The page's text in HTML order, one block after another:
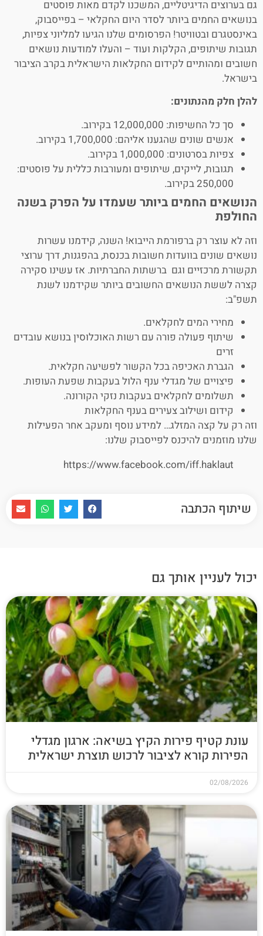
גם בערוצים הדיגיטליים, המשכנו לקדם מאות פוסטים
בנושאים החמים ביותר לסדר היום החקלאי – בפייסבוק,
באינסטגרם ובטוויטר! הפרסומים שלנו הגיעו למליוני צפיות,
תגובות שיתופים, הקלקות ועוד – והעלו למודעות נושאים
חשובים ומהותיים לקידום החקלאות הישראלית בקרב הציבור
בישראל.
להלן חלק מהנתונים:
סך כל החשיפות: 12,000,000 בקירוב.
אנשים שונים שהגענו אליהם: 1,700,000 בקירוב.
צפיות בסרטונים: 1,000,000 בקירוב.
תגובות, לייקים, שיתופים ומעורבות כללית על פוסטים:
250,000 בקירוב.
הנושאים החמים ביותר שעמדו על הפרק בשנה
החולפת
וזה לא עוצר רק ברפורמת הייבוא! השנה, קידמנו עשרות
נושאים שונים בוועדות חשובות בכנסת, בהפגנות, דרך ערוצי
תקשורת מרכזיים וגם ברשתות החברתיות. אז עשינו סקירה
קצרה לששת הנושאים החשובים ביותר שקידמנו לשנת
תשפ"ב:
מחירי המים לחקלאים.
שיתוף פעולה פורה עם רשות האוכלוסין בנושא עובדים
זרים
הגברת האכיפה בכל הקשור לפשיעה חקלאית.
פיצויים של מגדלי ענף הלול בעקבות שפעת העופות.
תשלומים לחקלאים בעקבות נזקי הקורונה.
קידום ושילוב צעירים בענף החקלאות
וזה רק על קצה המזלג… למידע נוסף ומעקב אחר הפעילות
שלנו מוזמנים להיכנס לפייסבוק שלנו:
https://www.facebook.com/iff.haklaut
שיתוף הכתבה
יכול לעניין אותך גם
עונת קטיף פירות הקיץ בשיאה: ארגון מגדלי
הפירות קורא לציבור לרכוש תוצרת ישראלית
02/08/2026